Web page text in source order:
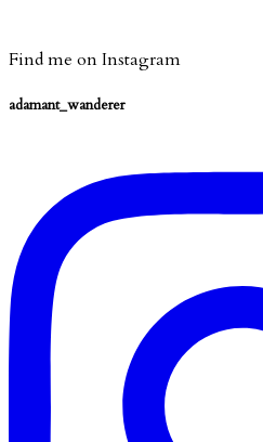
Find me on Instagram
adamant_wanderer